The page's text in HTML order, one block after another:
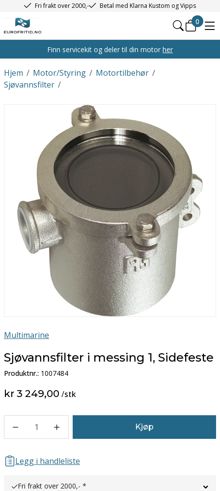
Fri frakt over 2000,- Betal med Klarna Kustom og Vipps
0
Finn servicekit og deler til din motor her
/
Hjem /
Motor/Styring /
Motortilbehør
/
Sjøvannsfilter
Multimarine
Sjøvannsfilter i messing 1, Sidefeste
Produktnr.: 1007484
kr 3 249,00 /stk
1 Kjøp
Legg i handleliste
Fri frakt over 2000,- *